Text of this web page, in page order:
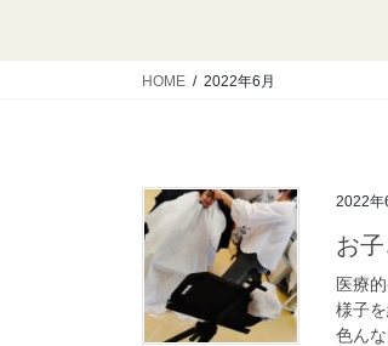
HOME 2022年6月
2022年
お
医療
様子
色ん